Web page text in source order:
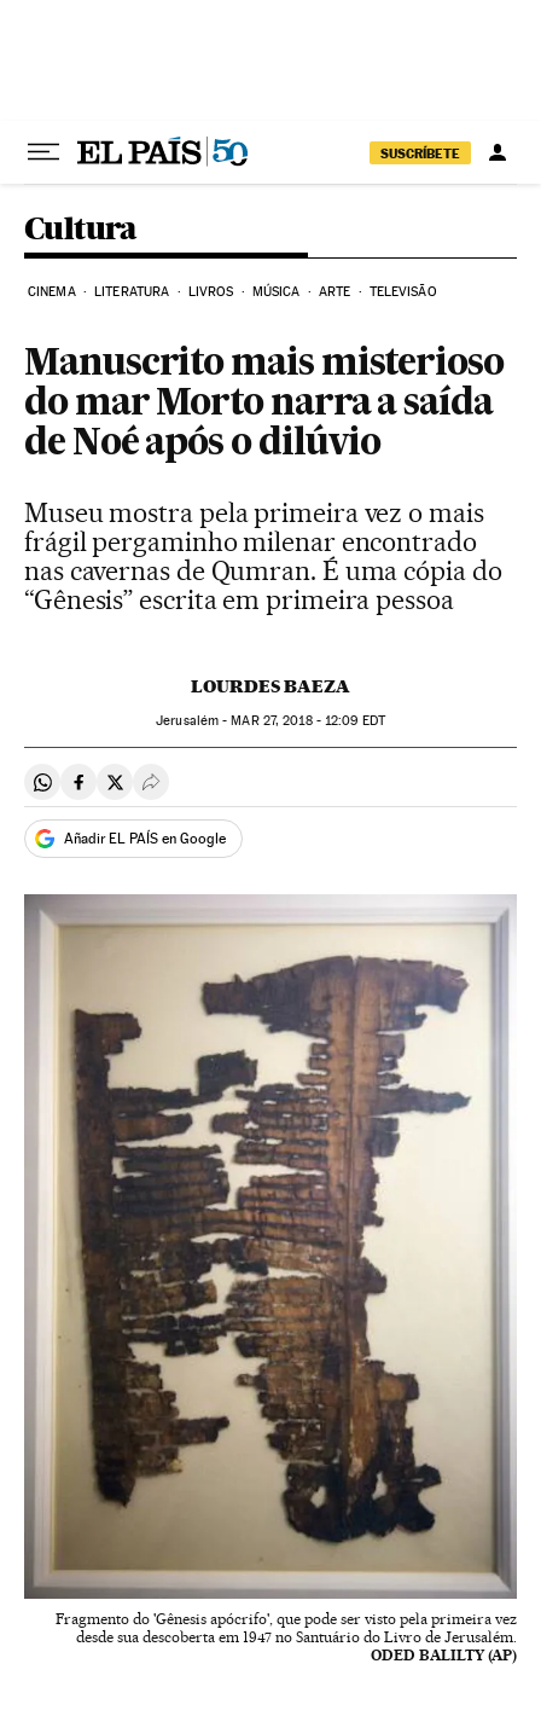
SUSCRÍBETE
Cultura
CINEMA LITERATURA LIVROS MÚSICA ARTE TELEVISÃO
Manuscrito mais misterioso
do mar Morto narra a saída
de Noé após o dilúvio
Museu mostra pela primeira vez o mais
frágil pergaminho milenar encontrado
nas cavernas de Qumran. É uma cópia do
“Gênesis” escrita em primeira pessoa
LOURDES BAEZA
Jerusalém -MAR27, 2018 - 12:09 EDT
Compartir en Whatsapp
Compartir en Facebook
Compartir en Twitter
Desplegar Redes Sociales
Añadir EL PAÍS en Google
Fragmento do 'Gênesis apócrifo', que pode ser visto pela primeira vez
desde sua descoberta em 1947 no Santuário do Livro de Jerusalém.
ODED BALILTY (AP)